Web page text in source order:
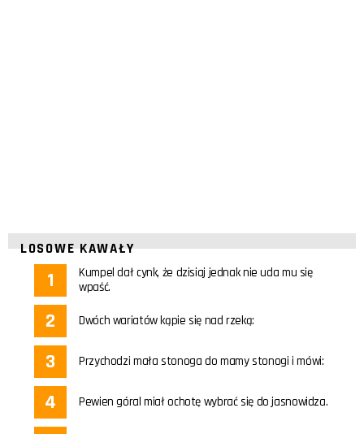
LOSOWE KAWAŁY
Kumpel dał cynk, że dzisiaj jednak nie uda mu się
wpaść.
Dwóch wariatów kąpie się nad rzeką:
Przychodzi mała stonoga do mamy stonogi i mówi:
Pewien góral miał ochotę wybrać się do jasnowidza.